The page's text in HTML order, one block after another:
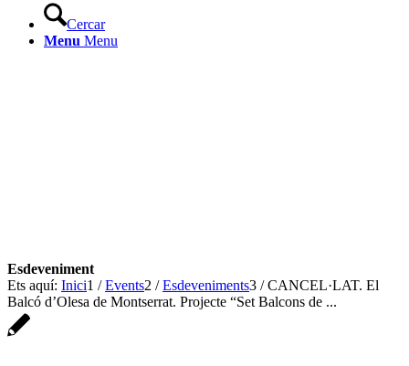
Cercar
Menu Menu
Ets aquí: Inici1 / Events2 / Esdeveniments3 / CANCEL·LAT. El
Balcó d’Olesa de Montserrat. Projecte “Set Balcons de ...